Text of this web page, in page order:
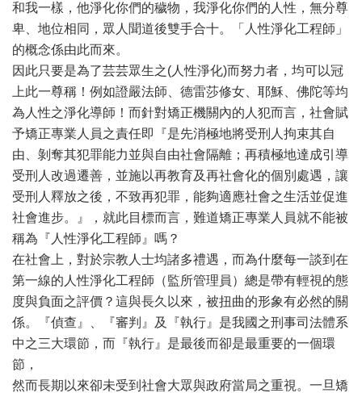
和我一樣，他淨化你們的穢物，我淨化你們的人性，無分尊
卑、地位相同，眾人聞道後雙手合十。「人性淨化工程師」
的概念係由此而來。
因此只要是為了芸芸眾生之(人性淨化)而努力者，均可以冠
上此一尊稱！例如證嚴法師、德雷莎修女、耶穌、佛陀等均
為人性之淨化導師！而針對矯正機關內的人犯而言，社會賦
予矯正專業人員之責任即『是先消極地將受刑人拘束其自
由、剝奪其犯罪能力並與自由社會隔離；再積極地達成引導
受刑人改過遷善，並施以再教育及再社會化的個別處遇，讓
受刑人釋放之後，不致再犯罪，能夠適應社會之生活並促進
社會進步。』，就此目標而言，難道矯正專業人員就不能被
稱為『人性淨化工程師』嗎？
在社會上，對於宗教人士均諸多禮遇，而為什麼每一談到在
第一線的人性淨化工程師（監所管理員）總是帶有輕視的態
度與負面之評價？這與長久以來，被扭曲的形象有必然的關
係。『偵查』、『審判』及『執行』是我國之刑事司法體系
中之三大環節，而『執行』是最後而卻是最重要的一個環
節，
然而長期以來卻未受到社會大眾與政府當局之重視。一旦矯